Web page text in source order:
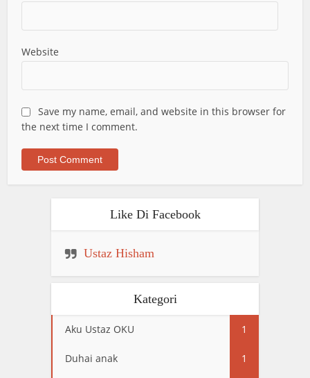
Website
Save my name, email, and website in this browser for
the next time I comment.
Like Di Facebook
Ustaz Hisham
Kategori
Aku Ustaz OKU 1
Duhai anak 1